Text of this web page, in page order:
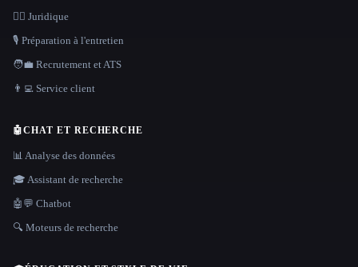
👩‍⚖️ Juridique
🎙️ Préparation à l'entretien
🧑‍💼 Recrutement et ATS
👨‍💻 Service client
🤖CHAT ET RECHERCHE
📊 Analyse des données
🎓 Assistant de recherche
🤖💬 Chatbot
🔍 Moteurs de recherche